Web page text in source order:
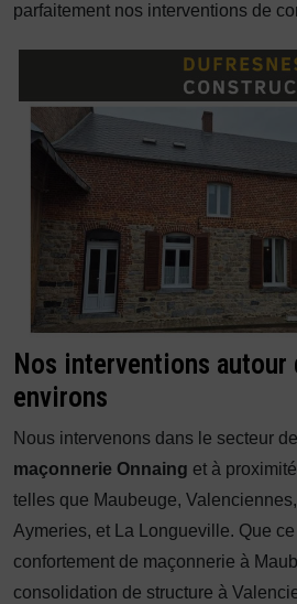
parfaitement nos interventions de
Nos interventions autour
environs
Nous intervenons dans le secteur de
maçonnerie Onnaing et à
telles que Maubeuge,
Aymeries, et La Longueville. Que
confortement de maçonnerie à
consolidation de structure à